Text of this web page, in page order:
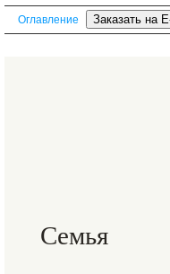
Оглавление
Семья